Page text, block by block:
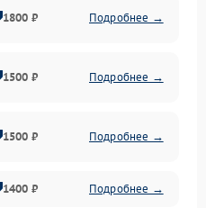
1800 ₽ Подробнее →
1500 ₽ Подробнее →
1500 ₽ Подробнее →
1400 ₽ Подробнее →